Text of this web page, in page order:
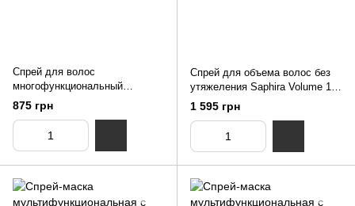
Спрей для волос
многофункциональный
SERGILAC 200 мл
875 грн
Спрей для объема волос без
утяжеления Saphira Volume 150
мл
1 595 грн